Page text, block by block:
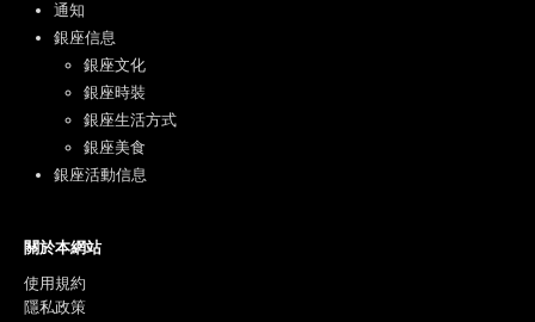
通知
銀座信息
銀座文化
銀座時裝
銀座生活方式
銀座美食
銀座活動信息
關於本網站
使用規約
隱私政策